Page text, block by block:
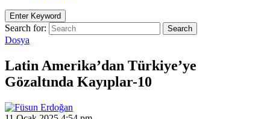
Enter Keyword
Search for: Search
Dosya
Latin Amerika’dan Türkiye’ye
Gözaltında Kayıplar-10